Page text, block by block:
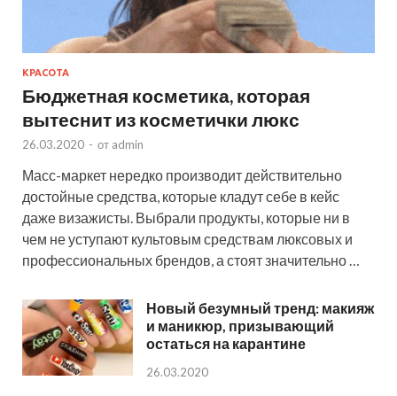
КРАСОТА
Бюджетная косметика, которая
вытеснит из косметички люкс
26.03.2020 - от admin
Масс-маркет нередко производит действительно
достойные средства, которые кладут себе в кейс
даже визажисты. Выбрали продукты, которые ни в
чем не уступают культовым средствам люксовых и
профессиональных брендов, а стоят значительно …
Новый безумный тренд: макияж
и маникюр, призывающий
остаться на карантине
26.03.2020